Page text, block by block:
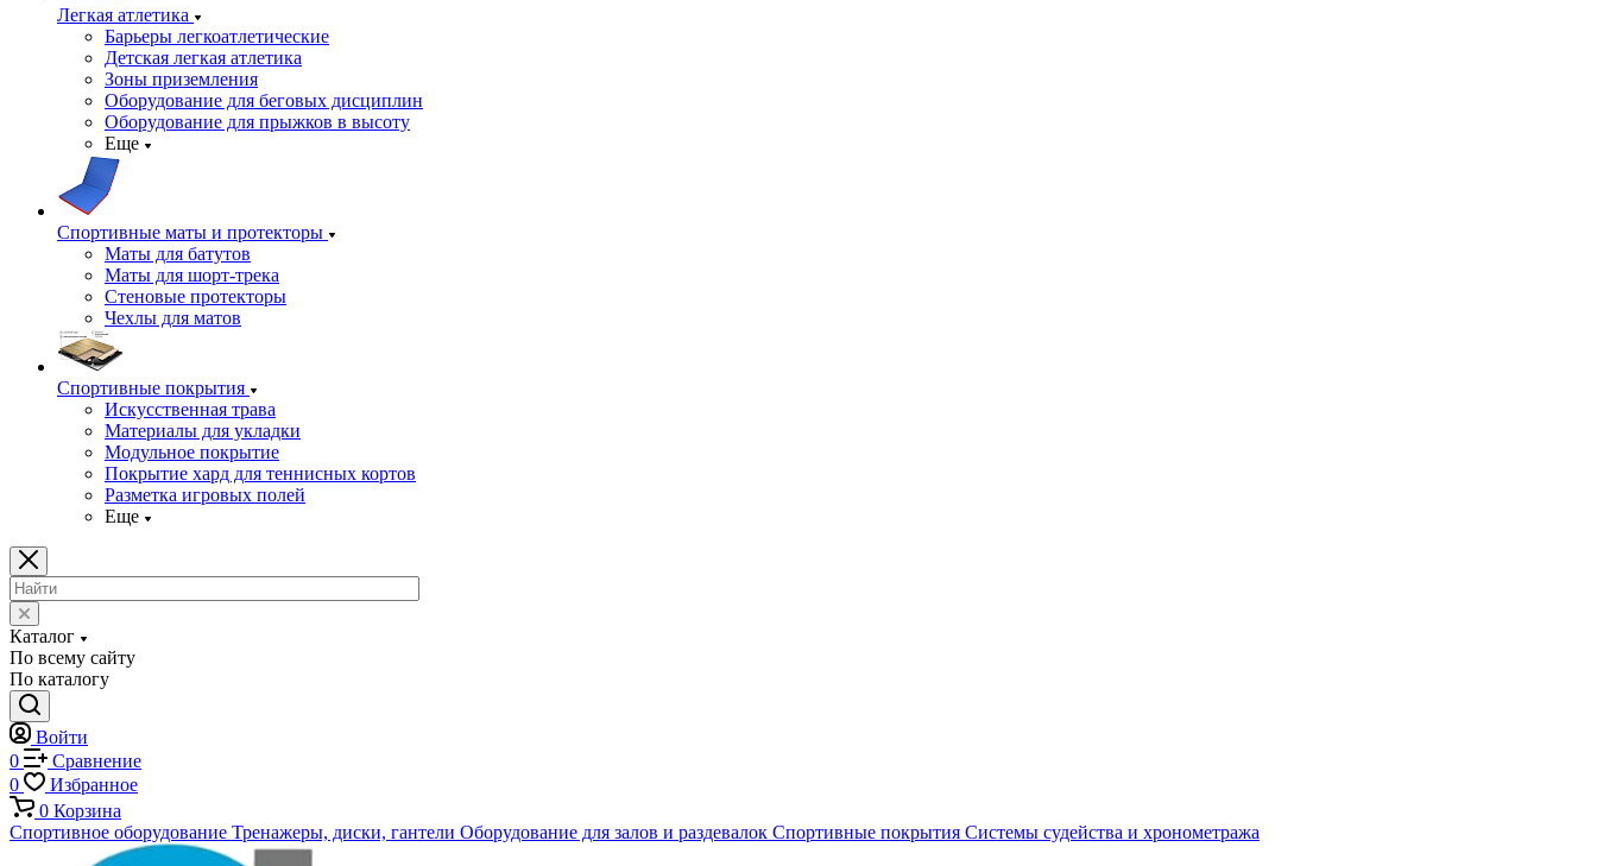
Легкая атлетика
Барьеры легкоатлетические
Детская легкая атлетика
Зоны приземления
Оборудование для беговых дисциплин
Оборудование для прыжков в высоту
Еще
Спортивные маты и протекторы
Маты для батутов
Маты для шорт-трека
Стеновые протекторы
Чехлы для матов
Спортивные покрытия
Искусственная трава
Материалы для укладки
Модульное покрытие
Покрытие хард для теннисных кортов
Разметка игровых полей
Еще
Каталог
По всему сайту
По каталогу
Войти
0
Сравнение
0
Избранное
0 Корзина
Спортивное оборудование Тренажеры, диски, гантели Оборудование для залов и раздевалок Спортивные покрытия Системы судейства и хронометража